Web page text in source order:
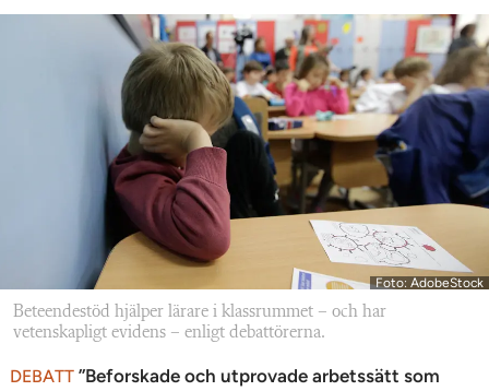
Foto: AdobeStock
Beteendestöd hjälper lärare i klassrummet – och har
vetenskapligt evidens – enligt debattörerna.
DEBATT ”Beforskade och utprovade arbetssätt som